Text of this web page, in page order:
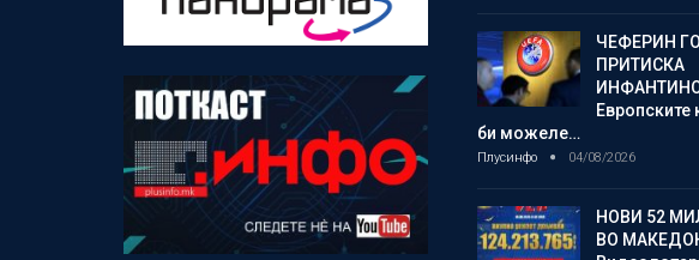
ЧЕФЕРИН ГО
ПРИТИСКА
Европските
би можеле…
Плусинфо 04/08/2026
НОВИ 52
ВО